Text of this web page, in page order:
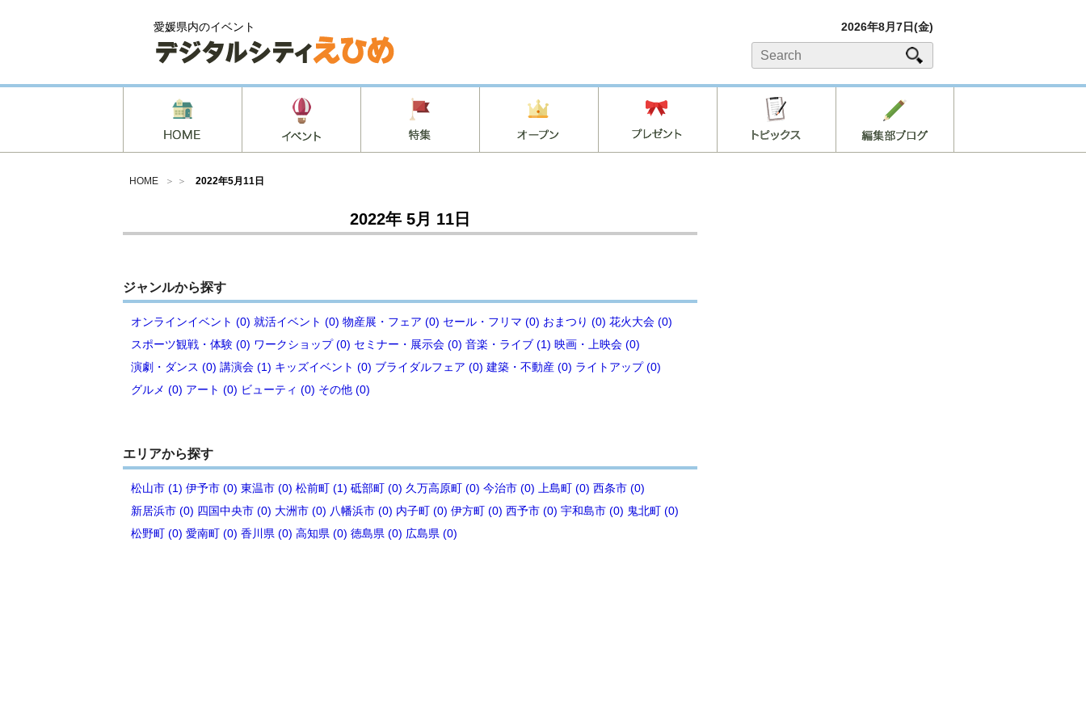
愛媛県内のイベント 2026年8月7日(金)
HOME ＞ ＞ 2022年5月11日
2022年 5月 11日
ジャンルから探す
オンラインイベント (0) 就活イベント (0) 物産展・フェア (0) セール・フリマ (0) おまつり (0) 花火大会 (0)
スポーツ観戦・体験 (0) ワークショップ (0) セミナー・展示会 (0) 音楽・ライブ (1) 映画・上映会 (0)
演劇・ダンス (0) 講演会 (1) キッズイベント (0) ブライダルフェア (0) 建築・不動産 (0) ライトアップ (0)
グルメ (0) アート (0) ビューティ (0) その他 (0)
エリアから探す
松山市 (1) 伊予市 (0) 東温市 (0) 松前町 (1) 砥部町 (0) 久万高原町 (0) 今治市 (0) 上島町 (0) 西条市 (0)
新居浜市 (0) 四国中央市 (0) 大洲市 (0) 八幡浜市 (0) 内子町 (0) 伊方町 (0) 西予市 (0) 宇和島市 (0) 鬼北町 (0)
松野町 (0) 愛南町 (0) 香川県 (0) 高知県 (0) 徳島県 (0) 広島県 (0)